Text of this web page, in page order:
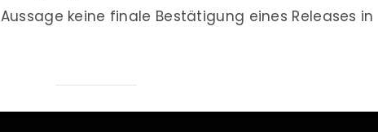
keine finale Bestätigung eines Releases in